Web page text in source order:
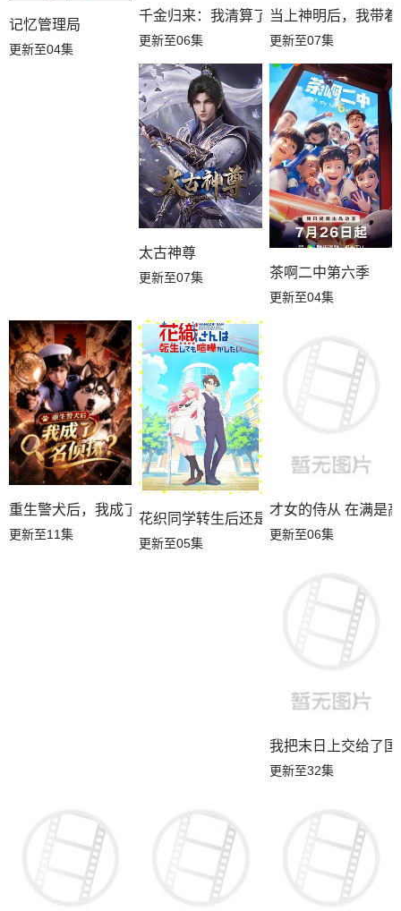
第01集
记忆管理局
更新至04集
千金归来：我清算了枕边人
更新至06集
当上神明后，我带
更新至07集
太古神尊
更新至07集 茶啊二中第六季
更新至04集
重生警犬后，我成了名侦探？
更新至11集
花织同学转生后还是想干架
更新至05集
才女的侍从 在满是
更新至06集
我把末日上交给了国
更新至32集